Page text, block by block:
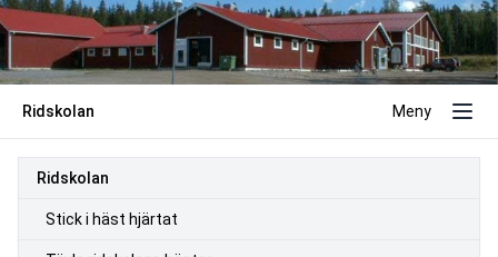
Ridskolan Meny
Ridskolan
Stick i häst hjärtat